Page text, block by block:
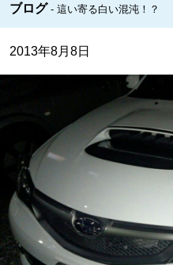
ブログ 這い寄る白い混沌！？
2013年8月8日